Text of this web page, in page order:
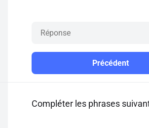
Précédent
Compléter les phrases